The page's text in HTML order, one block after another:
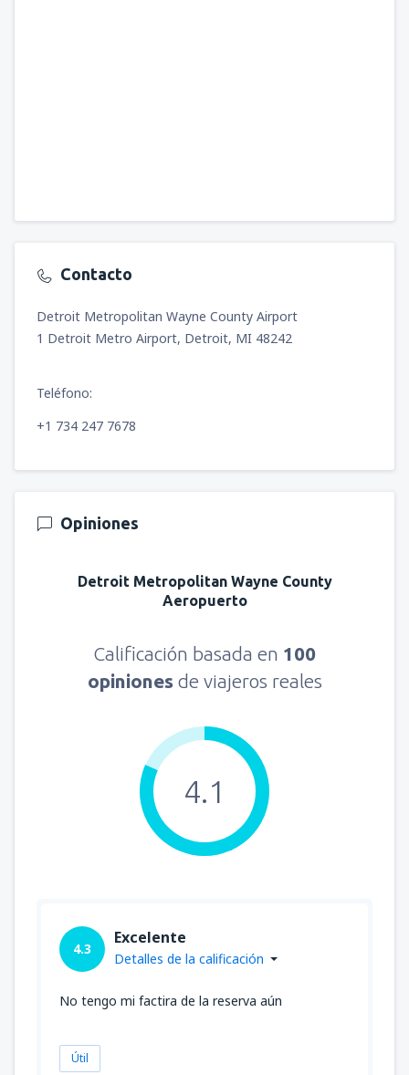
Contacto
Detroit Metropolitan Wayne County Airport
1 Detroit Metro Airport, Detroit, MI 48242
Teléfono:
+1 734 247 7678
Opiniones
Detroit Metropolitan Wayne County
Aeropuerto
Calificación basada en 100
opiniones de viajeros reales
4.1
4.3
Excelente
Detalles de la calificación
No tengo mi factira de la reserva aún
Útil